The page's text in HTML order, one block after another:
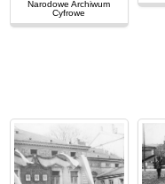
Narodowe Archiwum
Cyfrowe